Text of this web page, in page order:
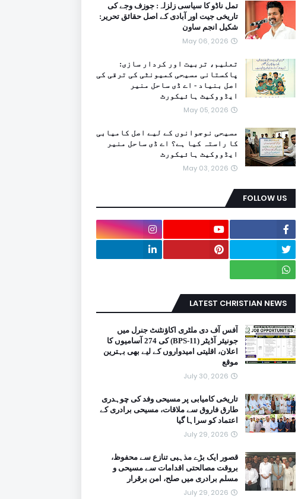
تمل ناڈو کا سیاسی زلزلہ: جوزف وجے کی
تاریخی جیت اور آبادی کے اصل حقائق تحریر:
شکیل انجم ساون
May 06, 2026
تعلیم، تربیت اور کردار سازی:
پاکستانی مسیحی کمیونٹی کی ترقی کی
اصل بنیاد - اے ڈی ساحل منیر
ایڈووکیٹ ہائیکورٹ
May 05, 2026
مسیحی نوجوانوں کے لیے اصل کامیابی
کا راستہ کیا ہے؟ اے ڈی ساحل منیر
ایڈووکیٹ ہائیکورٹ
May 03, 2026
FOLLOW US
LATEST CHRISTIAN NEWS
آفس آف دی ملٹری اکاؤنٹنٹ جنرل میں
جونیئر آڈیٹر (BPS-11) کی 274 آسامیوں کا
اعلان، اقلیتی امیدواروں کے لیے بھی بہترین
موقع
July 30, 2026
تاریخی کامیابی پر مسیحی وفد کی چوہدری
طارق فاروق سے ملاقات، مسیحی برادری کے
اعتماد کو سراہا گیا
July 29, 2026
قصور ایک بڑے مذہبی تنازع سے محفوظ،
بروقت مصالحتی اقدامات سے مسیحی و
مسلم برادری میں صلح، امن برقرار
July 29, 2026